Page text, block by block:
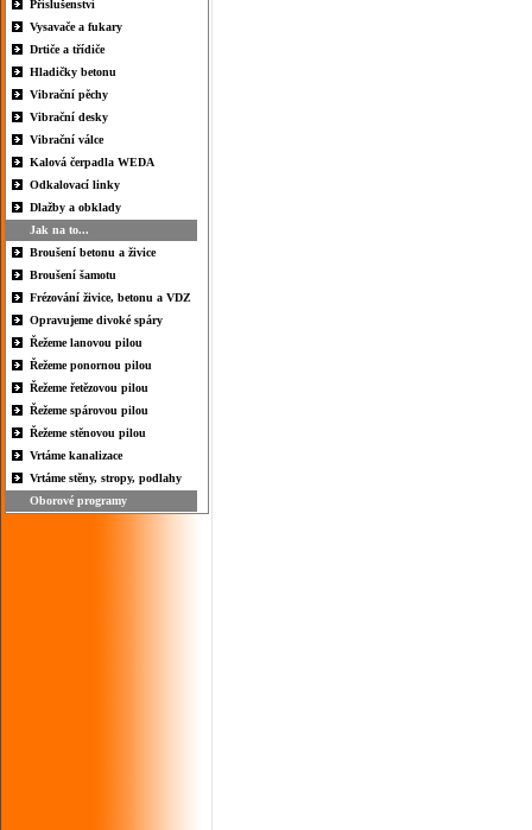
Příslušenství
Vysavače a fukary
Drtiče a třídiče
Hladičky betonu
Vibrační pěchy
Vibrační desky
Vibrační válce
Kalová čerpadla WEDA
Odkalovací linky
Dlažby a obklady
Jak na to...
Broušení betonu a živice
Broušení šamotu
Frézování živice, betonu a VDZ
Opravujeme divoké spáry
Řežeme lanovou pilou
Řežeme ponornou pilou
Řežeme řetězovou pilou
Řežeme spárovou pilou
Řežeme stěnovou pilou
Vrtáme kanalizace
Vrtáme stěny, stropy, podlahy
Oborové programy